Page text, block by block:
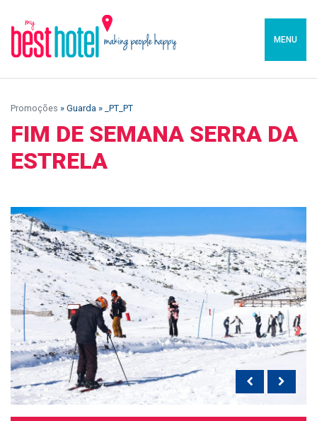
MENU
Promoções » Guarda » _PT_PT
FIM DE SEMANA SERRA DA
ESTRELA